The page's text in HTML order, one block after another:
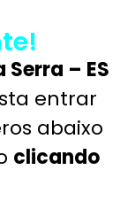
Serra – ES
entrar
abaixo
clicando